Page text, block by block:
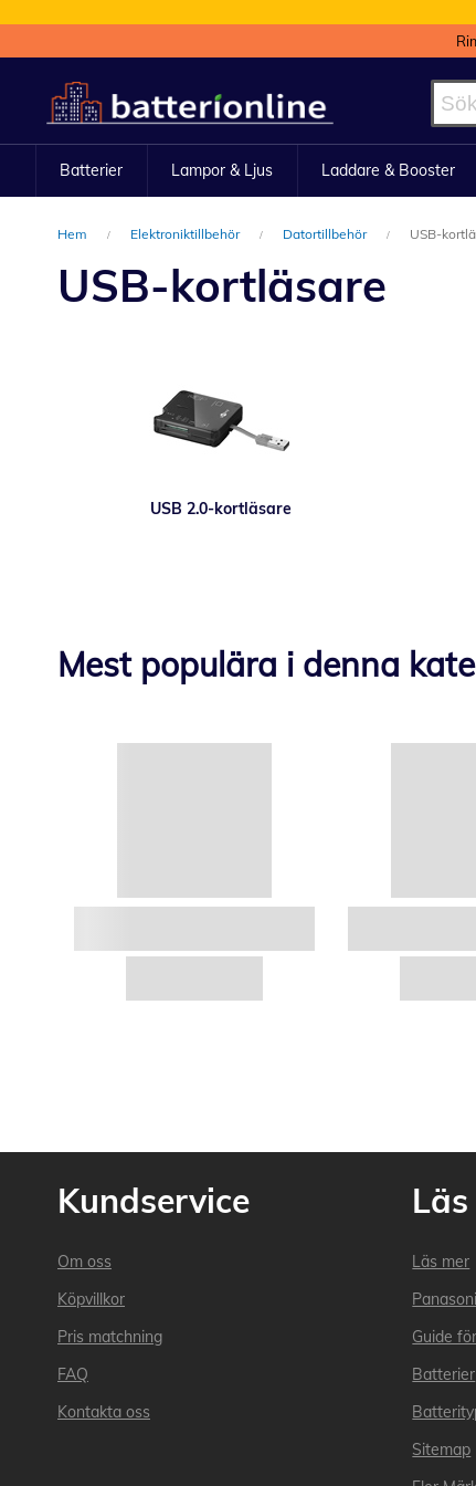
till
innehållet
Batterier Lampor & Ljus Laddare & Booster
Hem Elektroniktillbehör Datortillbehör USB-
USB-kortläsare
USB 2.0-kortläsare
Mest populära i denna
Kundservice
Om oss
Köpvillkor
Pris matchning
FAQ
Kontakta oss
Läs mer
Guide
Batterier
Sitemap